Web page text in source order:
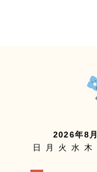
2026年8月
日
月 火 水 木